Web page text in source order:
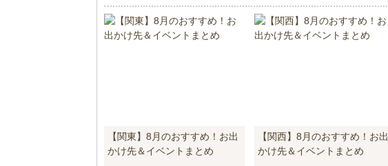
【関東】8月のおすすめ！お出
かけ先＆イベントまとめ
【関西】8月のおすすめ！お出
かけ先＆イベントまとめ